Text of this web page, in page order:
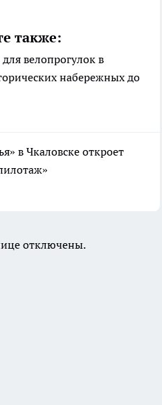
также:
велопрогулок в
набережных до
в Чкаловске откроет
отключены.